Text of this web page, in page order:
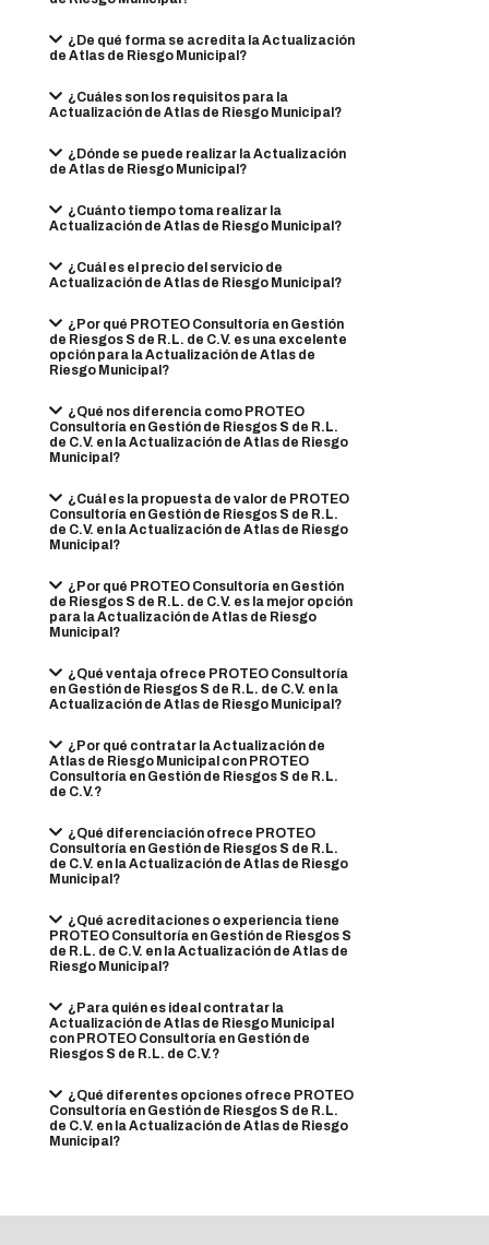
¿De qué forma se acredita la Actualización
de Atlas de Riesgo Municipal?
¿Cuáles son los requisitos para la
Actualización de Atlas de Riesgo Municipal?
¿Dónde se puede realizar la Actualización
de Atlas de Riesgo Municipal?
¿Cuánto tiempo toma realizar la
Actualización de Atlas de Riesgo Municipal?
¿Cuál es el precio del servicio de
Actualización de Atlas de Riesgo Municipal?
¿Por qué PROTEO Consultoría en Gestión
de Riesgos S de R.L. de C.V. es una excelente
opción para la Actualización de Atlas de
Riesgo Municipal?
¿Qué nos diferencia como PROTEO
Consultoría en Gestión de Riesgos S de R.L.
de C.V. en la Actualización de Atlas de Riesgo
Municipal?
¿Cuál es la propuesta de valor de PROTEO
Consultoría en Gestión de Riesgos S de R.L.
de C.V. en la Actualización de Atlas de Riesgo
Municipal?
¿Por qué PROTEO Consultoría en Gestión
de Riesgos S de R.L. de C.V. es la mejor opción
para la Actualización de Atlas de Riesgo
Municipal?
¿Qué ventaja ofrece PROTEO Consultoría
en Gestión de Riesgos S de R.L. de C.V. en la
Actualización de Atlas de Riesgo Municipal?
¿Por qué contratar la Actualización de
Atlas de Riesgo Municipal con PROTEO
Consultoría en Gestión de Riesgos S de R.L.
de C.V.?
¿Qué diferenciación ofrece PROTEO
Consultoría en Gestión de Riesgos S de R.L.
de C.V. en la Actualización de Atlas de Riesgo
Municipal?
¿Qué acreditaciones o experiencia tiene
PROTEO Consultoría en Gestión de Riesgos S
de R.L. de C.V. en la Actualización de Atlas de
Riesgo Municipal?
¿Para quién es ideal contratar la
Actualización de Atlas de Riesgo Municipal
con PROTEO Consultoría en Gestión de
Riesgos S de R.L. de C.V.?
¿Qué diferentes opciones ofrece PROTEO
Consultoría en Gestión de Riesgos S de R.L.
de C.V. en la Actualización de Atlas de Riesgo
Municipal?